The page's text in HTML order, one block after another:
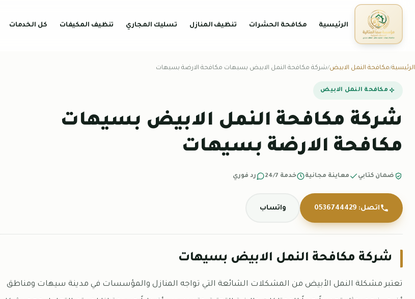
الرئيسية مكافحة الحشرات تنظيف المنازل تسليك المجاري تنظيف المكيفات كل الخدمات
الرئيسية مكافحة النمل الابيض شركة مكافحة النمل الابيض بسيهات مكافحة الارضة بسيهات
مكافحة النمل الابيض
شركة مكافحة النمل الابيض بسيهات
مكافحة الارضة بسيهات
ضمان كتابي معاينة مجانية خدمة 24/7 رد فوري
اتصل: 0536744429 واتساب
شركة مكافحة النمل الابيض بسيهات
تعتبر مشكلة النمل الأبيض من المشكلات الشائعة التي تواجه المنازل والمؤسسات في مدينة سيهات ومناطق